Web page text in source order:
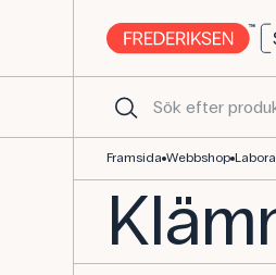
Framsida Webbshop